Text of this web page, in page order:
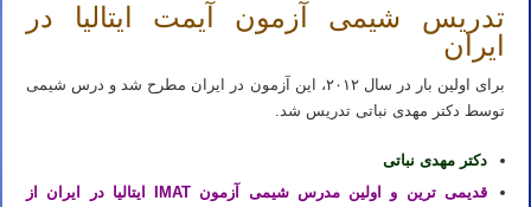
تدریس شیمی آزمون آیمت ایتالیا در
ایران
برای اولین بار در سال ۲۰۱۲، این آزمون در ایران مطرح شد و درس شیمی
توسط دکتر مهدی نباتی تدریس شد.
دکتر مهدی نباتی
قدیمی ترین و اولین مدرس شیمی آزمون IMAT ایتالیا در ایران از